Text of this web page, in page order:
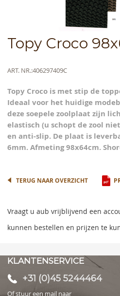
Topy Croco
Meer
ART. NR.406297409C
Topy Croco is met stip de
Ideaal voor het huidige
deze soepele zoolplaat zijn
elastisch (u schopt de zool
en anti-slip. De plaat is
6mm. Afmeting 98x64cm.
to
TERUG NAAR OVERZICHT
Vraagt u aub vrijblijvend een
kunnen bestellen en prijzen te
KLANTENSERVICE
+31 (0)45 5244464
Of stuur een mail naar